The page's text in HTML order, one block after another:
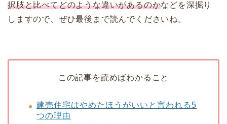
択肢と比べてどのような違いがあるのかなどを深掘り
しますので、ぜひ最後まで読んでくださいね。
この記事を読めばわかること
建売住宅はやめたほうがいいと言われる5
つの理由